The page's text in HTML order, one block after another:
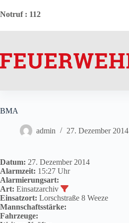
Inhalt
Notruf: 112
BMA
admin 27. Dezember 2014
Datum: 27. Dezember 2014
Alarmzeit: 15:27 Uhr
Alarmierungsart:
Art: Einsatzarchiv
Einsatzort: Lorschstraße 8 Weeze
Mannschaftsstärke:
Fahrzeuge: